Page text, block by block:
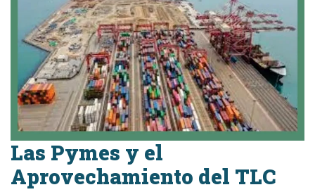
Las Pymes y el
Aprovechamiento del TLC